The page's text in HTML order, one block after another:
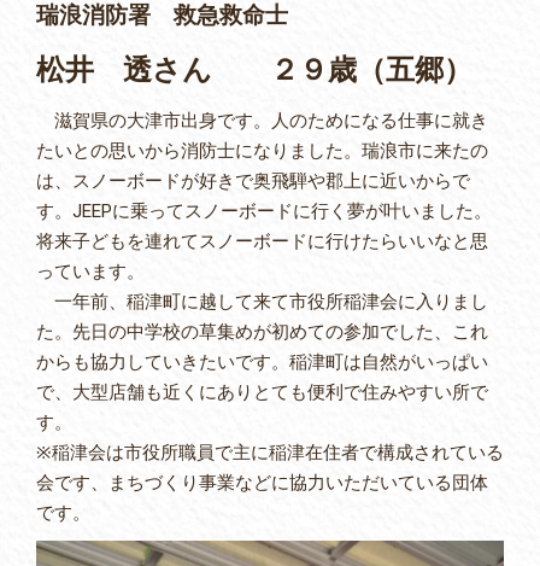
瑞浪消防署 救急救命士
松井 透さん ２９歳（五郷）
滋賀県の大津市出身です。人のためになる仕事に就き
たいとの思いから消防士になりました。瑞浪市に来たの
は、スノーボードが好きで奥飛騨や郡上に近いからで
す。JEEPに乗ってスノーボードに行く夢が叶いました。
将来子どもを連れてスノーボードに行けたらいいなと思
っています。
一年前、稲津町に越して来て市役所稲津会に入りまし
た。先日の中学校の草集めが初めての参加でした、これ
からも協力していきたいです。稲津町は自然がいっぱい
で、大型店舗も近くにありとても便利で住みやすい所で
す。
※稲津会は市役所職員で主に稲津在住者で構成されている
会です、まちづくり事業などに協力いただいている団体
です。